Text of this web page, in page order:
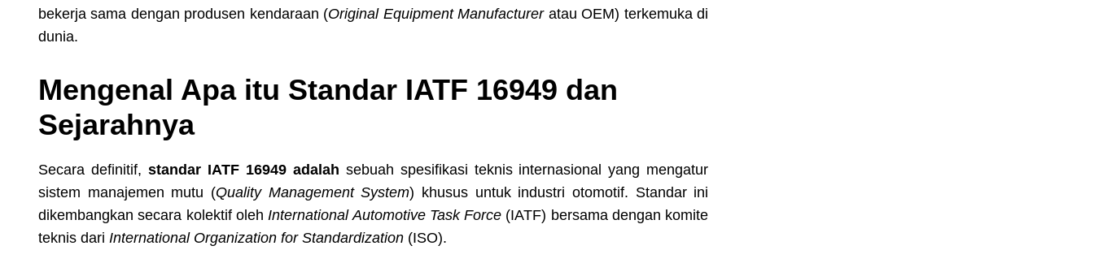
bekerja sama dengan produsen kendaraan (Original Equipment Manufactureratau OEM) terkemuka di
dunia.
Mengenal Apa itu Standar IATF 16949 dan
Sejarahnya
Secara definitif, standar IATF 16949 adalah sebuah spesifikasi teknis internasional yang mengatur
sistem manajemen mutu (Quality Management System) khusus untuk industri otomotif. Standar ini
dikembangkan secara kolektif olehInternational Automotive Task Force (IATF) bersama dengan komite
teknis dari International Organization for Standardization (ISO).